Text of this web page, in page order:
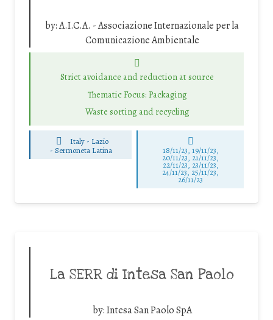
by:A.I.C.A. - Associazione Internazionale per la
Comunicazione Ambientale
Strict avoidance and reduction at source
Thematic Focus: Packaging
Waste sorting and recycling
Italy - Lazio
- Sermoneta Latina 18/11/23, 19/11/23,
20/11/23, 21/11/23,
22/11/23, 23/11/23,
24/11/23, 25/11/23,
26/11/23
La SERR di Intesa San Paolo
by:Intesa San Paolo SpA